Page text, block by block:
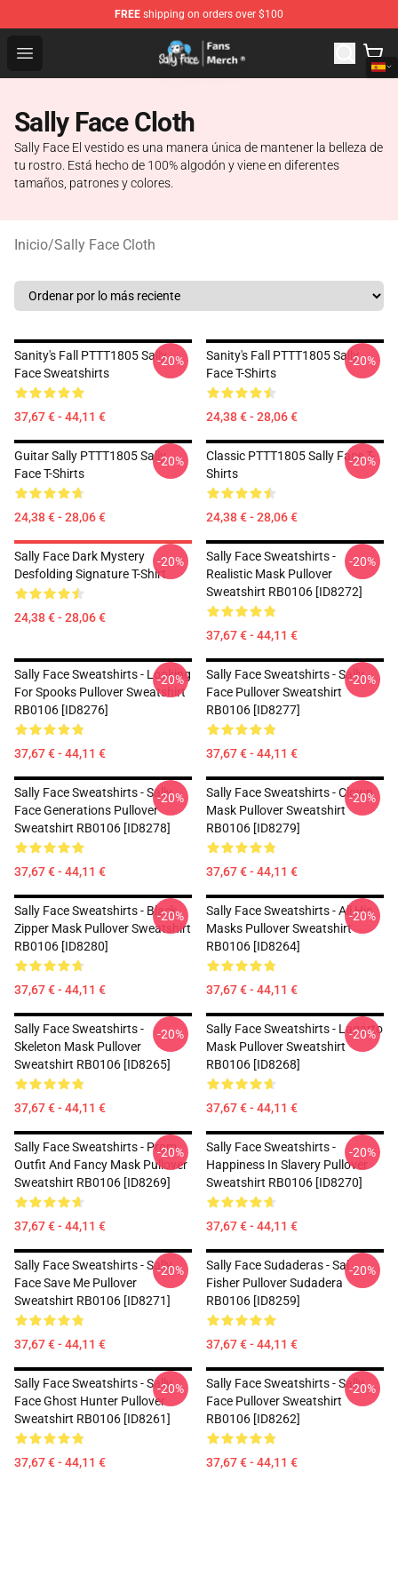
FREE shipping on orders over $100
Open menu
Sally Face Store - Official Sally Face Merchandise Shop
Sally Face Cloth
Sally Face El vestido es una manera única de mantener la belleza de
tu rostro. Está hecho de 100% algodón y viene en diferentes
tamaños, patrones y colores.
Inicio/Sally Face Cloth
Sanity's Fall PTTT1805 Sally
Face Sweatshirts
37,67 € - 44,11 €
-20%
Sanity's Fall PTTT1805 Sally
Face T-Shirts
24,38 € - 28,06 €
-20%
Guitar Sally PTTT1805 Sally
Face T-Shirts
24,38 € - 28,06 €
-20%
Classic PTTT1805 Sally Face T-
Shirts
24,38 € - 28,06 €
-20%
Sally Face Dark Mystery
Desfolding Signature T-Shirt
24,38 € - 28,06 €
-20%
Sally Face Sweatshirts -
Realistic Mask Pullover
Sweatshirt RB0106 [ID8272]
37,67 € - 44,11 €
-20%
Sally Face Sweatshirts - Looking
For Spooks Pullover Sweatshirt
RB0106 [ID8276]
37,67 € - 44,11 €
-20%
Sally Face Sweatshirts - Sally
Face Pullover Sweatshirt
RB0106 [ID8277]
37,67 € - 44,11 €
-20%
Sally Face Sweatshirts - Sally
Face Generations Pullover
Sweatshirt RB0106 [ID8278]
37,67 € - 44,11 €
-20%
Sally Face Sweatshirts - Clown
Mask Pullover Sweatshirt
RB0106 [ID8279]
37,67 € - 44,11 €
-20%
Sally Face Sweatshirts - Black
Zipper Mask Pullover Sweatshirt
RB0106 [ID8280]
37,67 € - 44,11 €
-20%
Sally Face Sweatshirts - All His
Masks Pullover Sweatshirt
RB0106 [ID8264]
37,67 € - 44,11 €
-20%
Sally Face Sweatshirts -
Skeleton Mask Pullover
Sweatshirt RB0106 [ID8265]
37,67 € - 44,11 €
-20%
Sally Face Sweatshirts - Lagarto
Mask Pullover Sweatshirt
RB0106 [ID8268]
37,67 € - 44,11 €
-20%
Sally Face Sweatshirts - Prom
Outfit And Fancy Mask Pullover
Sweatshirt RB0106 [ID8269]
37,67 € - 44,11 €
-20%
Sally Face Sweatshirts -
Happiness In Slavery Pullover
Sweatshirt RB0106 [ID8270]
37,67 € - 44,11 €
-20%
Sally Face Sweatshirts - Sally
Face Save Me Pullover
Sweatshirt RB0106 [ID8271]
37,67 € - 44,11 €
-20%
Sally Face Sudaderas - Sal
Fisher Pullover Sudadera
RB0106 [ID8259]
37,67 € - 44,11 €
-20%
Sally Face Sweatshirts - Sally
Face Ghost Hunter Pullover
Sweatshirt RB0106 [ID8261]
37,67 € - 44,11 €
-20%
Sally Face Sweatshirts - Sally
Face Pullover Sweatshirt
RB0106 [ID8262]
37,67 € - 44,11 €
-20%